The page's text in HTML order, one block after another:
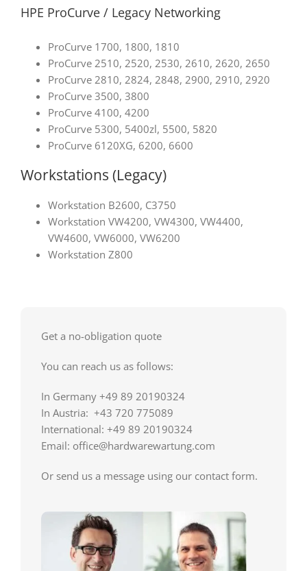
HPE ProCurve / Legacy Networking
ProCurve 1700, 1800, 1810
ProCurve 2510, 2520, 2530, 2610, 2620, 2650
ProCurve 2810, 2824, 2848, 2900, 2910, 2920
ProCurve 3500, 3800
ProCurve 4100, 4200
ProCurve 5300, 5400zl, 5500, 5820
ProCurve 6120XG, 6200, 6600
Workstations (Legacy)
Workstation B2600, C3750
Workstation VW4200, VW4300, VW4400,
VW4600, VW6000, VW6200
Workstation Z800
Get a no-obligation quote
You can reach us as follows:
In Germany +49 89 20190324
In Austria: +43 720 775089
International: +49 89 20190324
Email: office@hardwarewartung.com
Or send us a message using our contact form.